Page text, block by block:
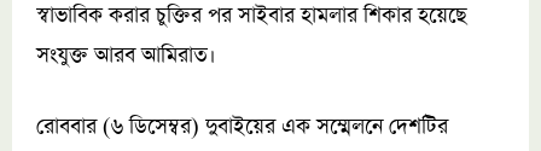
স্বাভাবিক করার চুক্তির পর সাইবার হামলার শিকার হয়েছে
সংযুক্ত আরব আমিরাত।
রোববার (৬ ডিসেম্বর) দুবাইয়ের এক সম্মেলনে দেশটির